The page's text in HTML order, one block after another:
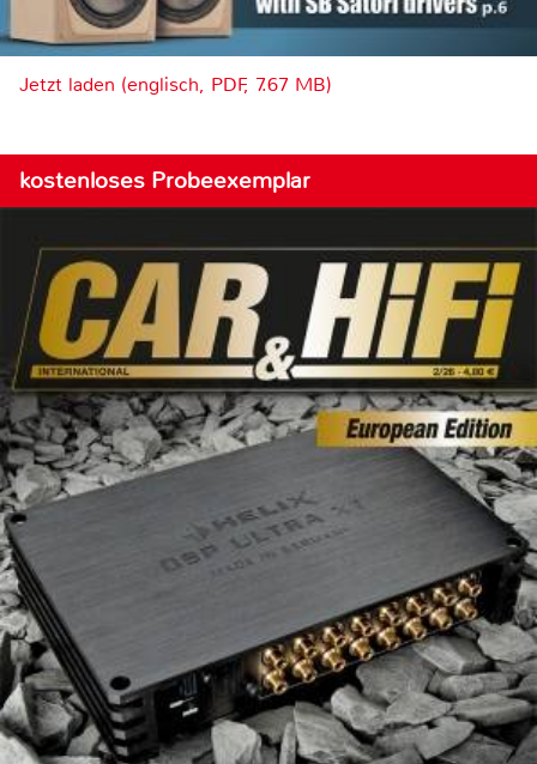
Jetzt laden (englisch, PDF, 7.67 MB)
kostenloses Probeexemplar